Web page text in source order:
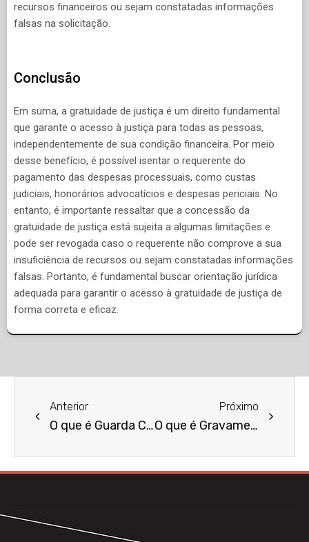
recursos financeiros ou sejam constatadas informações
falsas na solicitação.
Conclusão
Em suma, a gratuidade de justiça é um direito fundamental
que garante o acesso à justiça para todas as pessoas,
independentemente de sua condição financeira. Por meio
desse benefício, é possível isentar o requerente do
pagamento das despesas processuais, como custas
judiciais, honorários advocatícios e despesas periciais. No
entanto, é importante ressaltar que a concessão da
gratuidade de justiça está sujeita a algumas limitações e
pode ser revogada caso o requerente não comprove a sua
insuficiência de recursos ou sejam constatadas informações
falsas. Portanto, é fundamental buscar orientação jurídica
adequada para garantir o acesso à gratuidade de justiça de
forma correta e eficaz.
Anterior
O que é Guarda Compartilhada?
Próximo
O que é Gravame Judicial?